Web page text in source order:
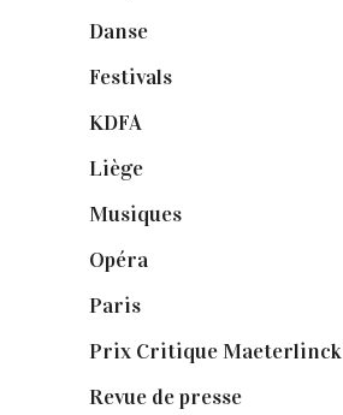
Danse
Festivals
KDFA
Liège
Musiques
Opéra
Paris
Prix Critique Maeterlinck
Revue de presse